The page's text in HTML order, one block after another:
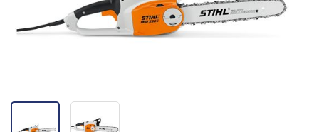
afbeeldingen-
gallerij